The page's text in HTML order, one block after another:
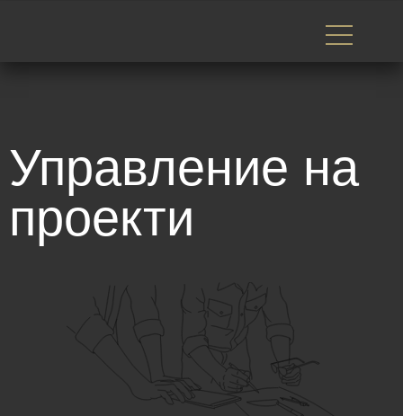
Управление на
проекти